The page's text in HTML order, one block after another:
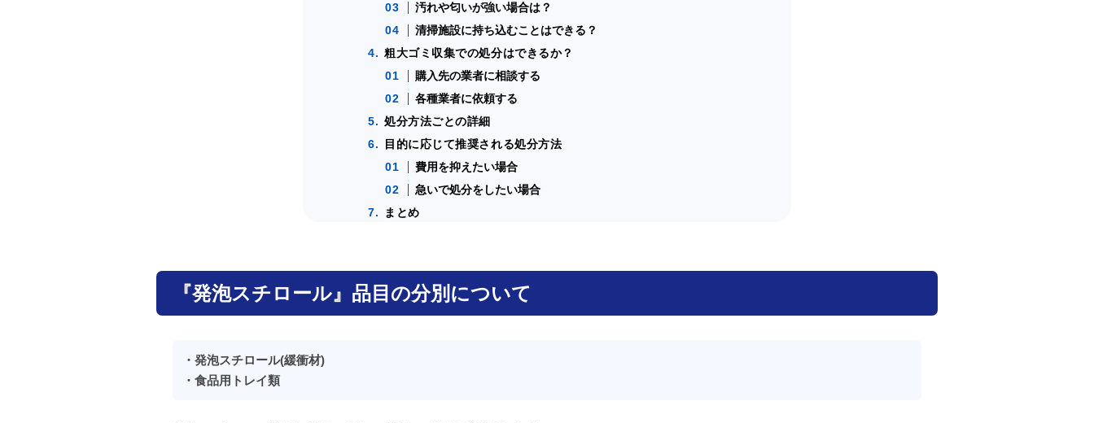
汚れや匂いが強い場合は？
清掃施設に持ち込むことはできる？
粗大ゴミ収集での処分はできるか？
購入先の業者に相談する
各種業者に依頼する
処分方法ごとの詳細
目的に応じて推奨される処分方法
費用を抑えたい場合
急いで処分をしたい場合
まとめ
『発泡スチロール』品目の分別について
・発泡スチロール(緩衝材)
・食品用トレイ類